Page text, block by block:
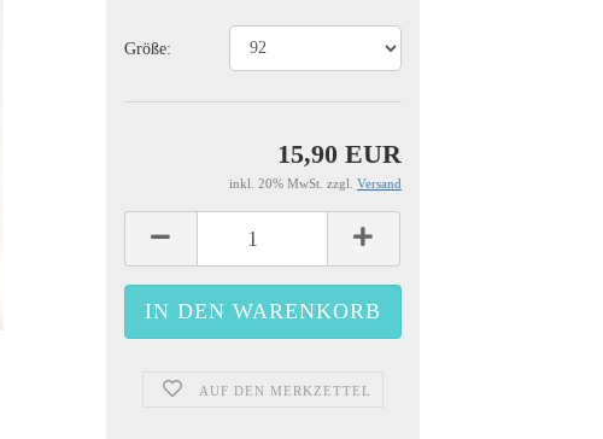
Größe:
15,90 EUR
inkl. 20% MwSt. zzgl. Versand
AUF DEN MERKZETTEL